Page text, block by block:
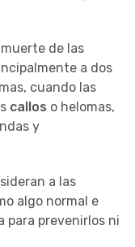
de las
a dos
cuando las
callos o helomas,
y
a las
algo normal e
para prevenirlos ni